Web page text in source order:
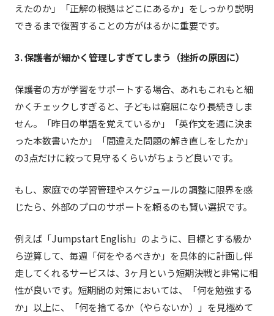
えたのか」「正解の根拠はどこにあるか」をしっかり説明
できるまで復習することの方がはるかに重要です。
3. 保護者が細かく管理しすぎてしまう（挫折の原因に）
保護者の方が学習をサポートする場合、あれもこれもと細
かくチェックしすぎると、子どもは窮屈になり長続きしま
せん。「昨日の単語を覚えているか」「英作文を週に決ま
った本数書いたか」「間違えた問題の解き直しをしたか」
の3点だけに絞って見守るくらいがちょうど良いです。
もし、家庭での学習管理やスケジュールの調整に限界を感
じたら、外部のプロのサポートを頼るのも賢い選択です。
例えば「Jumpstart English」のように、目標とする級か
ら逆算して、毎週「何をやるべきか」を具体的に計画し伴
走してくれるサービスは、3ヶ月という短期決戦と非常に相
性が良いです。短期間の対策においては、「何を勉強する
か」以上に、「何を捨てるか（やらないか）」を見極めて